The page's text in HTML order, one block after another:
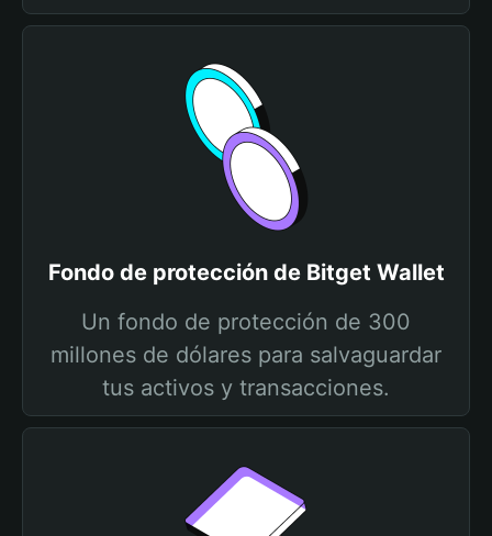
Fondo de protección de Bitget Wallet
Un fondo de protección de 300
millones de dólares para salvaguardar
tus activos y transacciones.